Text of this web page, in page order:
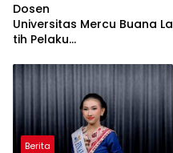
Dosen
Universitas Mercu Buana La
tih Pelaku
Lewat Kemasan
Berita